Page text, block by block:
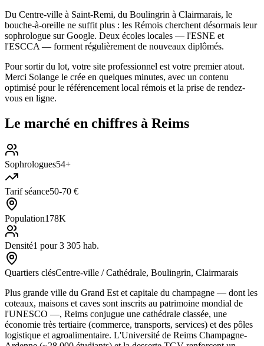
Du Centre-ville à Saint-Remi, du Boulingrin à Clairmarais, le
bouche-à-oreille ne suffit plus : les Rémois cherchent désormais leur
sophrologue sur Google. Deux écoles locales — l'ESNE et
l'ESCCA — forment régulièrement de nouveaux diplômés.
Pour sortir du lot, votre site professionnel est votre premier atout.
Merci Solange le crée en quelques minutes, avec un contenu
optimisé pour le référencement local rémois et la prise de rendez-
vous en ligne.
Le marché en chiffres à Reims
Sophrologues54+
Tarif séance50-70 €
Population178K
Densité1 pour 3 305 hab.
Quartiers clésCentre-ville / Cathédrale, Boulingrin, Clairmarais
Plus grande ville du Grand Est et capitale du champagne — dont les
coteaux, maisons et caves sont inscrits au patrimoine mondial de
l'UNESCO —, Reims conjugue une cathédrale classée, une
économie très tertiaire (commerce, transports, services) et des pôles
logistique et agroalimentaire. L'Université de Reims Champagne-